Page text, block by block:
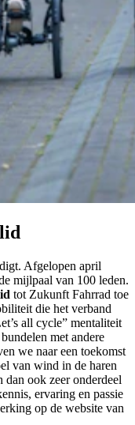
Afgelopen april
mijlpaal van 100 leden.
tot Zukunft Fahrrad toe
die het verband
all cycle” mentaliteit
met andere
we naar een toekomst
van wind in de haren
dan ook zeer onderdeel
ervaring en passie
op de website van